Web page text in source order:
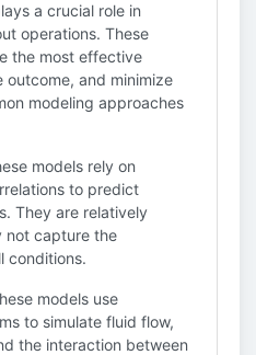
a crucial role in
operations. These
the most effective
and minimize
modeling approaches
models rely on
to predict
They are relatively
not capture the
conditions.
models use
to simulate fluid flow,
the interaction between